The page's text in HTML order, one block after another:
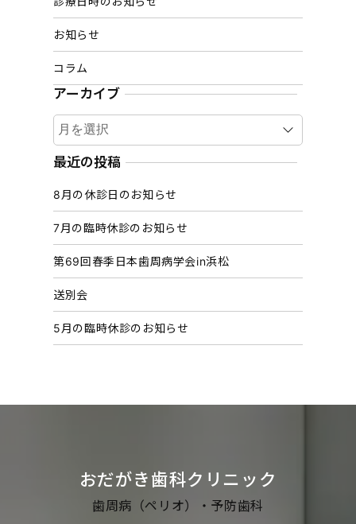
お知らせ
コラム
アーカイブ
ア
ー
カ
ブ
最近の投稿
8月の休診日のお知らせ
7月の臨時休診のお知らせ
第69回春季日本歯周病学会in浜松
送別会
5月の臨時休診のお知らせ
おだがき歯科クリニック
歯周病（ペリオ）・予防歯科